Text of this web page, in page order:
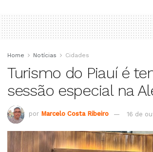
Home Notícias Cidades
Turismo do Piauí é
sessão especial na
por Marcelo Costa Ribeiro 16 de